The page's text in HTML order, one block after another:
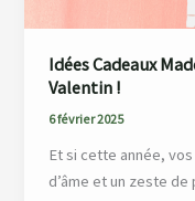
Idées Cadeaux
Valentin !
6 février 2025
Et si cette année,
d’âme et un zeste